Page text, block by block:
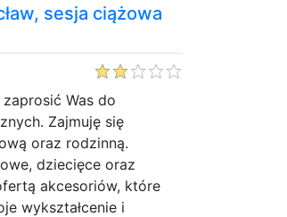
sesja ciążowa
Was do
Zajmuję się
oraz rodzinną.
dziecięce oraz
akcesoriów, które
wykształcenie i